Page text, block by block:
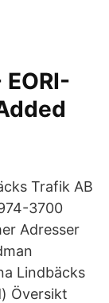
Trafik AB
3700
Adresser
Lindbäcks
Översikt